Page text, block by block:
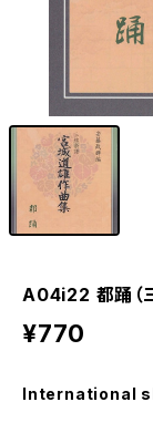
A04i22 都踊（
¥770
International